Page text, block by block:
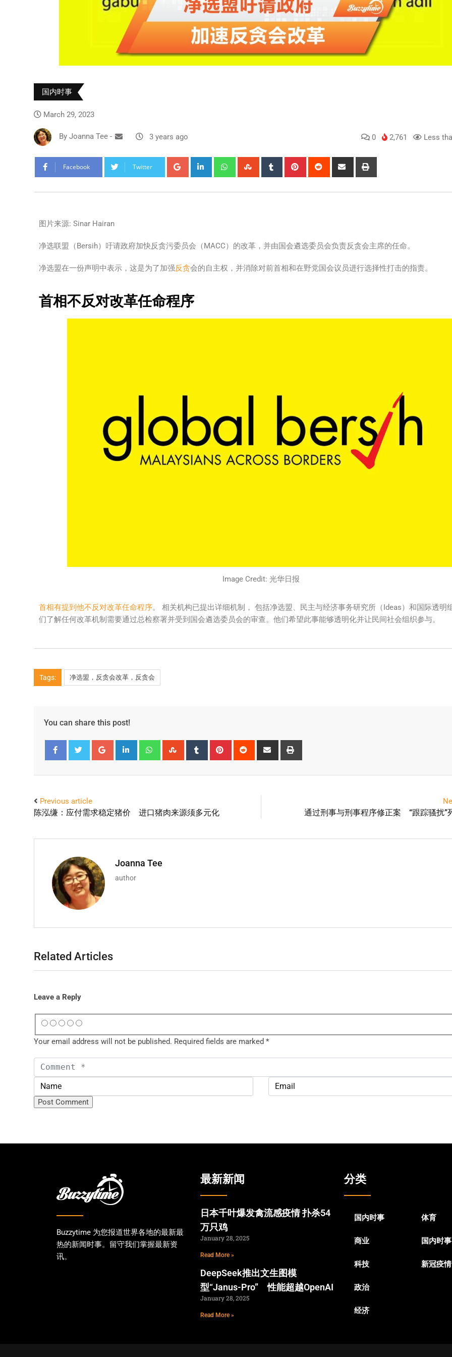
国内时事
March 29, 2023
By Joanna Tee - 3 years ago 0 2,761 Less
Facebook Twitter
图片来源: Sinar Hairan
净选联盟（Bersih）吁请政府加快反贪污委员会（MACC）的改革，并由国会遴选委员会负责反贪会主席的任命。
净选盟在一份声明中表示，这是为了加强反贪会的自主权，并消除对前首相和在野党国会议员进行选择性打击的指责。
首相不反对改革任命程序
Image Credit: 光华日报
首相有提到他不反对改革任命程序。 相关机构已提出详细机制， 包括净选盟、民主与经济事务研究所（Ideas）和国际透明
们了解任何改革机制需要通过总检察署并受到国会遴选委员会的审查。他们希望此事能够透明化并让民间社会组织参与。
Tags: 净选盟，反贪会改革，反贪会
You can share this post!
Previous article
陈泓缣：应付需求稳定猪价 进口猪肉来源须多元化 通过刑事与刑事程序修正案 “跟踪骚扰”
Joanna Tee
author
Related Articles
Leave a Reply
Your email address will not be published. Required fields are marked *
Buzzytime 为您报道世界各地的最新最
热的新闻时事。留守我们掌握最新资
讯。
最新新闻
日本千叶爆发禽流感疫情 扑杀54
万只鸡
January 28, 2025
Read More »
DeepSeek推出文生图模
型“Janus-Pro” 性能超越OpenAI
January 28, 2025
Read More »
分类
国内时事
商业
科技
政治
经济
体育
国内时事
新冠疫情